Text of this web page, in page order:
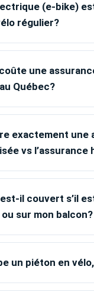
(e-bike)
régulier?
une
Québec?
exactement une
vs l’assurance
il couvert s’il
sur mon balcon?
un piéton en